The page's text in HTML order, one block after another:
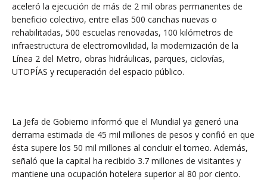
aceleró la ejecución de más de 2 mil obras permanentes de
beneficio colectivo, entre ellas 500 canchas nuevas o
rehabilitadas, 500 escuelas renovadas, 100 kilómetros de
infraestructura de electromovilidad, la modernización de la
Línea 2 del Metro, obras hidráulicas, parques, ciclovías,
UTOPÍAS y recuperación del espacio público.
La Jefa de Gobierno informó que el Mundial ya generó una
derrama estimada de 45 mil millones de pesos y confió en que
ésta supere los 50 mil millones al concluir el torneo. Además,
señaló que la capital ha recibido 3.7 millones de visitantes y
mantiene una ocupación hotelera superior al 80 por ciento.